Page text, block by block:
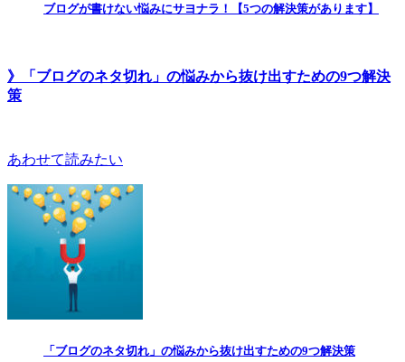
ブログが書けない悩みにサヨナラ！【5つの解決策があります】
》「ブログのネタ切れ」の悩みから抜け出すための9つ解決
策
あわせて読みたい
「ブログのネタ切れ」の悩みから抜け出すための9つ解決策